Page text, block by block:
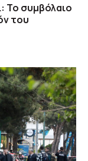
To συμβόλαιο
του